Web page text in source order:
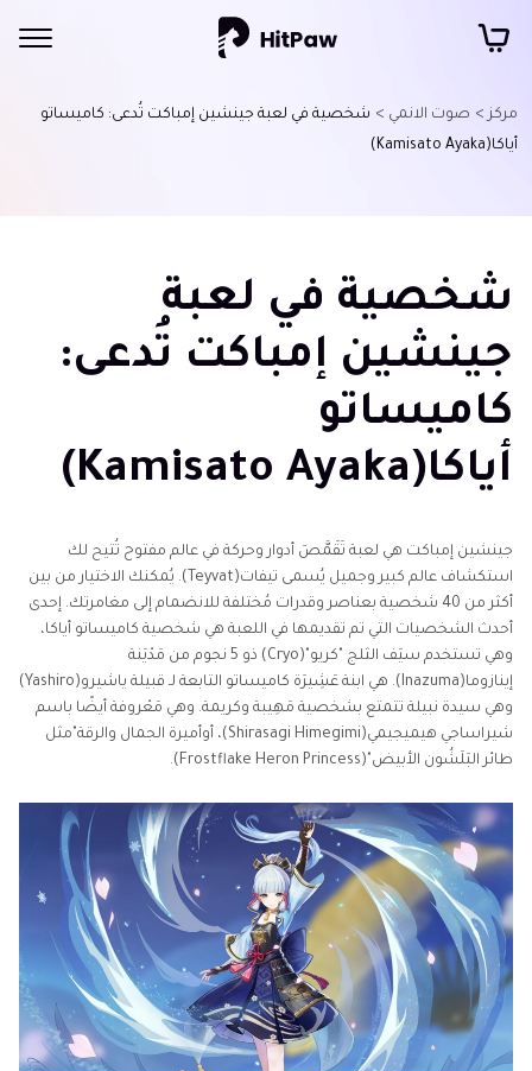
مركز > صوت الانمي > شخصية في لعبة جينشين إمباكت تُدعى: كاميساتو
أياكا(Kamisato Ayaka)
شخصية في لعبة
جينشين إمباكت تُدعى:
كاميساتو
أياكا(Kamisato Ayaka)
جينشين إمباكت هي لعبة تَقَمَّصَ أدوار وحركة في عالم مفتوح تُتيح لك
استكشاف عالم كبير وجميل يُسمى تيفات(Teyvat). يُمكنك الاختيار من بين
أكثر من 40 شخصية بعناصر وقدرات مُختلفة للانضمام إلى مغامرتك. إحدى
أحدث الشخصيات التي تم تقديمها في اللعبة هي شخصية كاميساتو أياكا،
وهي تستخدم سيَف الثلج "كريو"(Cryo) ذو 5 نجوم من مَدْيَنة
إينازوما(Inazuma). هي ابنة عَشِيرَة كاميساتو التابعة لـ قبيلة ياشيرو(Yashiro)
وهي سيدة نبيلة تتمتع بشخصية مَهِيبة وكريمة. وهي مَعْروفة أيضًا باسم
شيراساجي هيميجيمي(Shirasagi Himegimi)، أوأميرة الجمال والرقة"مثل
طائر البَلَشُون الأبيض"(Frostflake Heron Princess).